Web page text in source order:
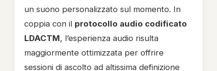
un suono personalizzato sul momento. In
coppia con il protocollo audio codificato
LDACTM, l’esperienza audio risulta
maggiormente ottimizzata per offrire
sessioni di ascolto ad altissima definizione